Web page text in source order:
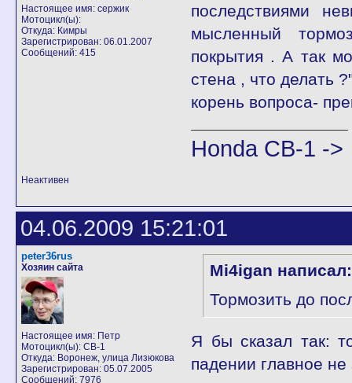
Настоящее имя: сержик
Мотоцикл(ы):
Откуда: Кимры
Зарегистрирован: 06.01.2007
Сообщений: 415
последствиями
мысленный
покрытия . А так
стена , что делать
корень вопроса-
Honda СВ-1 ->
Неактивен
04.06.2009 15:21:01
peter36rus
Хозяин сайта
Настоящее имя: Петр
Мотоцикл(ы): CB-1
Откуда: Воронеж, улица Лизюкова
Зарегистрирован: 05.07.2005
Сообщений: 7976
Mi4igan написал:
Тормозить до
Я бы сказал так:
падении главное не